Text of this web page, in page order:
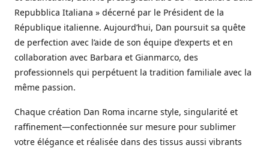
Repubblica Italiana » décerné par le Président de la
République italienne. Aujourd’hui, Dan poursuit sa quête
de perfection avec l’aide de son équipe d’experts et en
collaboration avec Barbara et Gianmarco, des
professionnels qui perpétuent la tradition familiale avec la
même passion.
Chaque création Dan Roma incarne style, singularité et
raffinement—confectionnée sur mesure pour sublimer
votre élégance et réalisée dans des tissus aussi vibrants